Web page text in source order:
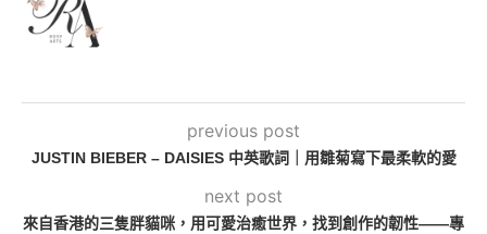
previous post
JUSTIN BIEBER – DAISIES 中英歌詞｜用雛菊寫下最柔軟的愛
next post
來自香港的三隻胖貓咪，用可愛治癒世界，找到創作的韌性——專